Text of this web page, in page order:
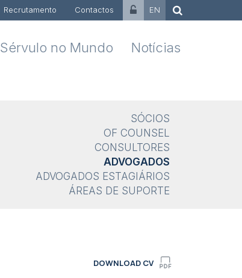
Recrutamento Contactos EN
Sérvulo no Mundo Notícias
SÓCIOS
OF COUNSEL
CONSULTORES
ADVOGADOS
ADVOGADOS ESTAGIÁRIOS
ÁREAS DE SUPORTE
DOWNLOAD CV